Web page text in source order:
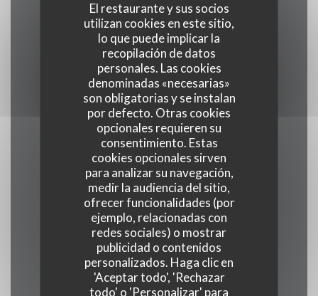
El restaurante y sus socios
utilizan cookies en este sitio,
lo que puede implicar la
recopilación de datos
personales. Las cookies
denominadas «necesarias»
son obligatorias y se instalan
por defecto. Otras cookies
opcionales requieren su
consentimiento. Estas
cookies opcionales sirven
para analizar su navegación,
medir la audiencia del sitio,
ofrecer funcionalidades (por
ejemplo, relacionadas con
redes sociales) o mostrar
publicidad o contenidos
personalizados. Haga clic en
'Aceptar todo', 'Rechazar
todo' o 'Personalizar' para
Cocina
Tipo de negocio
Café restaurante
Servicios
Comida para Llevar, Acceso a Discapacitados,
Terraza, Acceso WiFi
Métodos de pago
Ticket restaurante digital, Amex, Sin contacto,
Apple Pay, Ticket Restaurant, Contactless
Payment, American Express,